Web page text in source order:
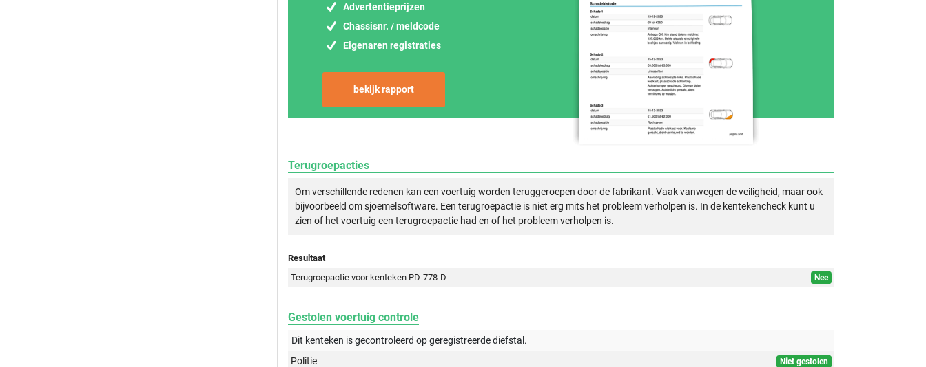
Advertentieprijzen
Chassisnr. / meldcode
Eigenaren registraties
bekijk rapport
Terugroepacties
Om verschillende redenen kan een voertuig worden teruggeroepen door de fabrikant. Vaak vanwegen de veiligheid, maar ook
bijvoorbeeld om sjoemelsoftware. Een terugroepactie is niet erg mits het probleem verholpen is. In de kentekencheck kunt u
zien of het voertuig een terugroepactie had en of het probleem verholpen is.
Resultaat
Terugroepactie voor kenteken PD-778-D
Nee
Gestolen voertuig controle
Dit kenteken is gecontroleerd opgeregistreerdediefstal.
Politie
Niet gestolen